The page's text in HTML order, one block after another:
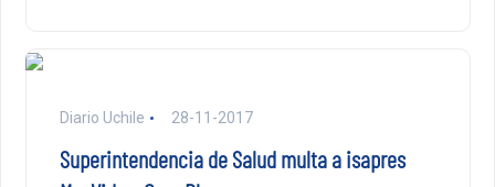
Diario Uchile 28-11-2017
Superintendencia de Salud multa a isapres